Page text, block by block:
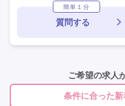
夜勤なし
社会保険完備 学
簡単１分
質問する
ご希望の求人
条件に合った